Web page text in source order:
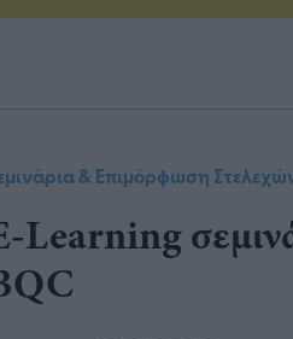
& Επιμόρφωση
Learning